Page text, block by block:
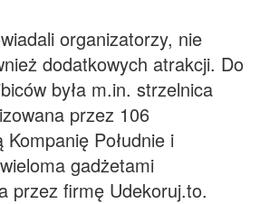
organizatorzy, nie
dodatkowych atrakcji. Do
była m.in. strzelnica
przez 106
Kompanię Południe i
gadżetami
przez firmę Udekoruj.to.